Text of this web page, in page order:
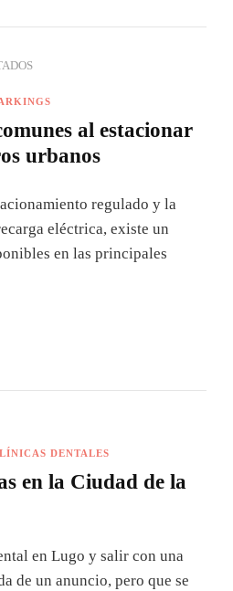
al estacionar
urbanos
regulado y la
eléctrica, existe un
en las principales
DENTALES
en la Ciudad de la
en Lugo y salir con una
de un anuncio, pero que se